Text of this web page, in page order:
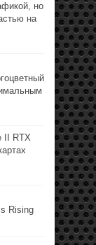
но
на
II RTX
Rising